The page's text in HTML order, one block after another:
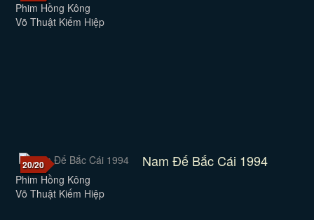
Phim Hồng Kông
Võ Thuật Kiếm Hiệp
20/20 Nam Đế Bắc Cái 1994
Phim Hồng Kông
Võ Thuật Kiếm Hiệp